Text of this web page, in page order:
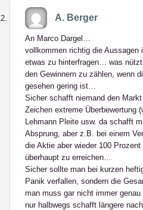
A. Berger
An Marco Dargel…
vollkommen richtig die Aussagen
etwas zu hinterfragen… was
den Gewinnern zu zählen, wenn
gesehen gering ist…
Sicher schafft niemand den
Zeichen extreme Überbewertung
Lehmann Pleite usw. da schafft
Absprung, aber z.B. bei einem
die Aktie aber wieder 100
überhaupt zu erreichen…
Sicher sollte man bei kurzen
Panik verfallen, sondern die
man muss gar nicht immer
nur halbwegs schafft längere